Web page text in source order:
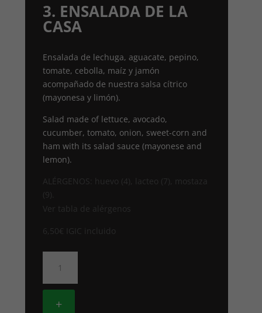
3. ENSALADA DE LA
CASA
Ensalada de lechuga, aguacate, pepino,
tomate, cebolla, maíz y jamón
acompañado de nuestra salsa cítrico
(mayonesa y limón).
Salad made of lettuce, avocado,
cucumber, tomato, onion, sweet-corn and
ham with its salad sauce (mayonese and
lemon).
ALÉRGENOS: huevo (4), lacteo (7), mostaza
(9).
Ver tabla de alérgenos
6,50€ IGIC incluido
ENSALADA
DE
+